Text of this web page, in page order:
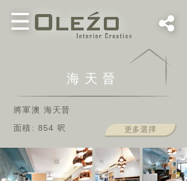
海天晉
將軍澳 海天晉
面積: 854 呎
更多選擇